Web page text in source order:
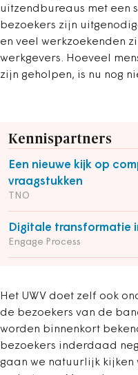
uitzendbureaus met een
bezoekers zijn
en veel werkzoekenden
werkgevers. Hoeveel
zijn geholpen, is nu nog
Kennispartners
Een nieuwe kijk op
vraagstukken
TNO
Digitale transformatie
Engage Process
Het UWV doet zelf ook
de bezoekers van de
worden binnenkort
bezoekers inderdaad
gaan we natuurlijk kijken